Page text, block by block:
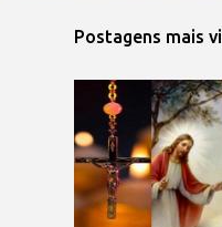
Postagens mais